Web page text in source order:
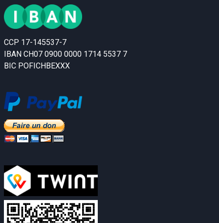
CCP 17-145537-7
IBAN CH07 0900 0000 1714 5537 7
BIC POFICHBEXXX